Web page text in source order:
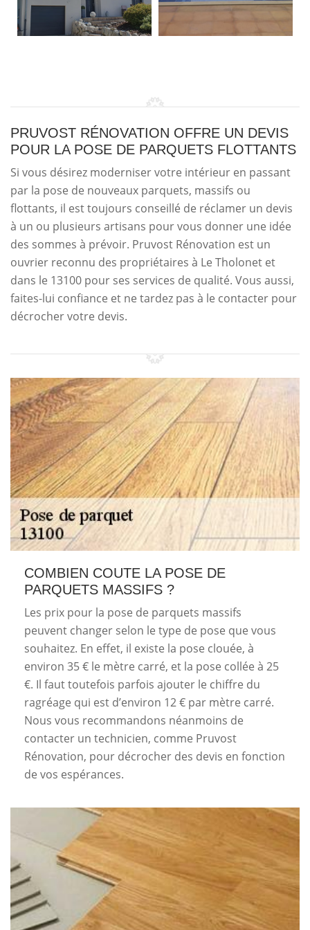
PRUVOST RÉNOVATION OFFRE UN DEVIS
POUR LA POSE DE PARQUETS FLOTTANTS
Si vous désirez moderniser votre intérieur en passant
par la pose de nouveaux parquets, massifs ou
flottants, il est toujours conseillé de réclamer un devis
à un ou plusieurs artisans pour vous donner une idée
des sommes à prévoir. Pruvost Rénovation est un
ouvrier reconnu des propriétaires à Le Tholonet et
dans le 13100 pour ses services de qualité. Vous aussi,
faites-lui confiance et ne tardez pas à le contacter pour
décrocher votre devis.
COMBIEN COUTE LA POSE DE
PARQUETS MASSIFS ?
Les prix pour la pose de parquets massifs
peuvent changer selon le type de pose que vous
souhaitez. En effet, il existe la pose clouée, à
environ 35 € le mètre carré, et la pose collée à 25
€. Il faut toutefois parfois ajouter le chiffre du
ragréage qui est d’environ 12 € par mètre carré.
Nous vous recommandons néanmoins de
contacter un technicien, comme Pruvost
Rénovation, pour décrocher des devis en fonction
de vos espérances.